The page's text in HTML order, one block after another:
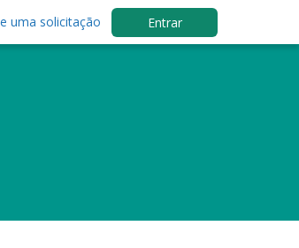
uma solicitação Entrar